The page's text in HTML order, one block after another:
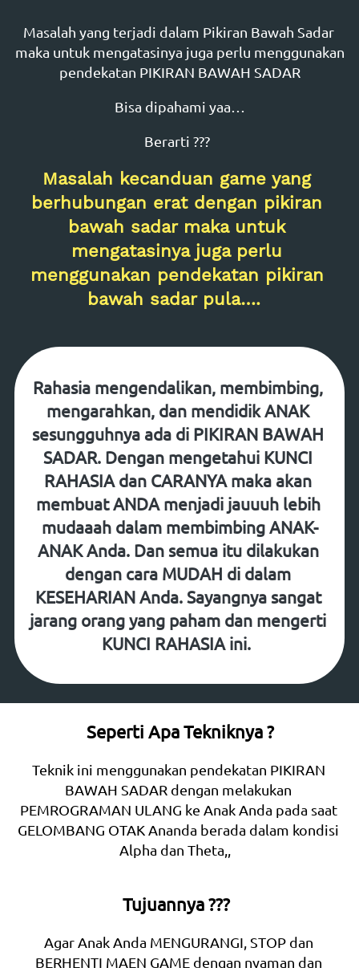
Masalah yang terjadi dalam Pikiran Bawah Sadar
maka untuk mengatasinya juga perlu menggunakan
pendekatan PIKIRAN BAWAH SADAR
Bisa dipahami yaa…
Berarti ???
Masalah kecanduan game yang
berhubungan erat dengan pikiran
bawah sadar maka untuk
mengatasinya juga perlu
menggunakan pendekatan pikiran
bawah sadar pula….
Rahasia mengendalikan, membimbing
mengarahkan, dan
mendidik ANAK
sesungguhnya ada di PIKIRAN BAWAH
SADAR. Dengan mengetahui KUNCI
RAHASIA dan CARANYA maka akan
membuat ANDA menjadi jauuuh lebih
mudaaah dalam membimbing ANAK-
ANAK Anda. Dan semua itu dilakukan
dengan cara MUDAH di dalam
KESEHARIAN Anda. Sayangnya sangat
jarang orang yang paham dan mengerti
KUNCI RAHASIA ini.
Seperti Apa Tekniknya ?
Teknik ini menggunakan pendekatan PIKIRAN
BAWAH SADAR dengan melakukan
PEMROGRAMAN ULANG ke Anak Anda pada saat
GELOMBANG OTAK Ananda berada dalam kondisi
Alpha dan Theta,,
Tujuannya ???
Agar Anak Anda MENGURANGI, STOP dan
BERHENTI MAEN GAME dengan nyaman dan